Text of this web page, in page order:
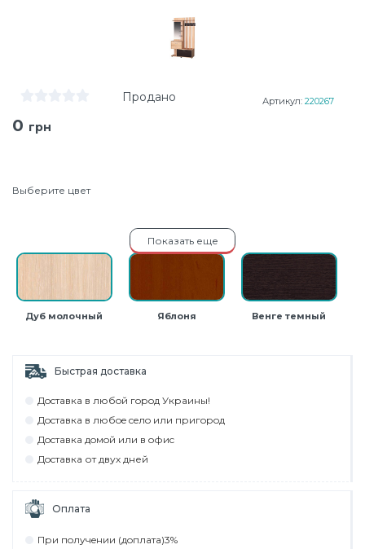
Продано Артикул: 220267
0 грн
Выберите цвет
Показать еще
Дуб молочный Яблоня Венге темный
Быстрая доставка
Дocтaвкa в любoй гoрoд Укрaины!
Дocтaвкa в любoe ceлo или пригoрoд
Дocтaвкa дoмoй или в oфиc
Дocтaвкa от двух дней
Оплата
При пoлyчeнии (дoплaтa)3%